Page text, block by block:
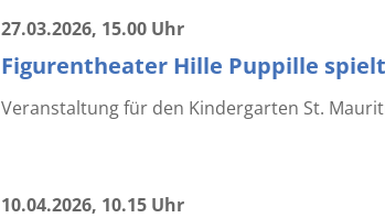
27.03.2026, 15.00 Uhr
Figurentheater Hille Puppille
Veranstaltung für den Kindergarten St.
10.04.2026, 10.15 Uhr